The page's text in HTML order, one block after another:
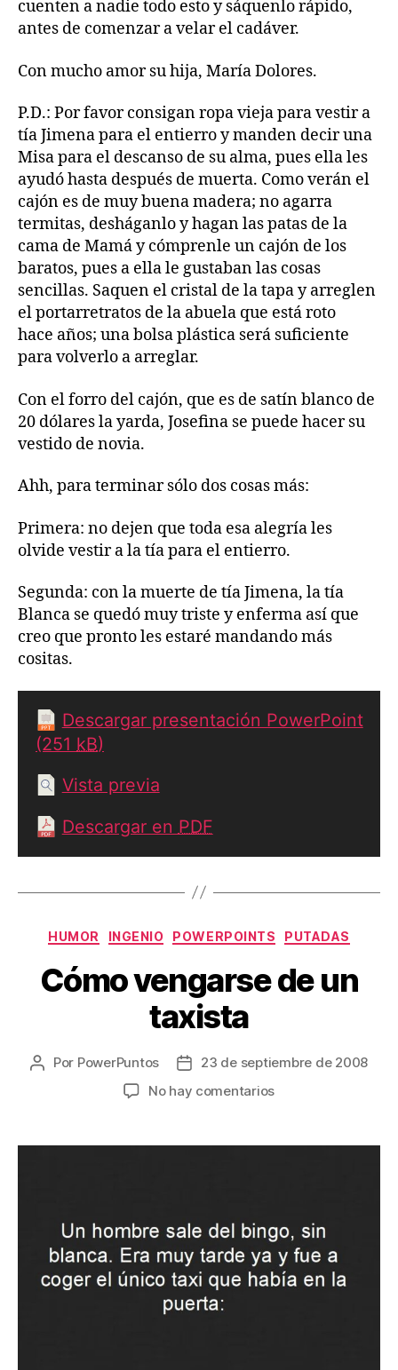
cuenten a nadie todo esto y sáquenlo rápido,
antes de comenzar a velar el cadáver.
Con mucho amor su hija, María Dolores.
P.D.: Por favor consigan ropa vieja para vestir a
tía Jimena para el entierro y manden decir una
Misa para el descanso de su alma, pues ella les
ayudó hasta después de muerta. Como verán el
cajón es de muy buena madera; no agarra
termitas, desháganlo y hagan las patas de la
cama de Mamá y cómprenle un cajón de los
baratos, pues a ella le gustaban las cosas
sencillas. Saquen el cristal de la tapa y arreglen
el portarretratos de la abuela que está roto
hace años; una bolsa plástica será suficiente
para volverlo a arreglar.
Con el forro del cajón, que es de satín blanco de
20 dólares la yarda, Josefina se puede hacer su
vestido de novia.
Ahh, para terminar sólo dos cosas más:
Primera: no dejen que toda esa alegría les
olvide vestir a la tía para el entierro.
Segunda: con la muerte de tía Jimena, la tía
Blanca se quedó muy triste y enferma así que
creo que pronto les estaré mandando más
cositas.
Descargar presentación PowerPoint
(251 kB)
Vista previa
Descargar en PDF
Categorías
HUMOR INGENIO POWERPOINTS PUTADAS
Cómo vengarse de un
taxista
Autor
Por PowerPuntos
Fecha
la
23 de septiembre de 2008
No hay comentariosen
de